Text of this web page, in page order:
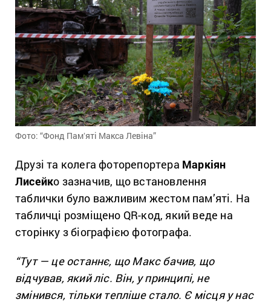
Фото: “Фонд Памʼяті Макса Левіна”
Друзі та колега фоторепортера Маркіян
Лисейко зазначив, що встановлення
таблички було важливим жестом пам’яті. На
табличці розміщено QR-код, який веде на
сторінку з біографією фотографа.
“Тут — це останнє, що Макс бачив, що
відчував, який ліс. Він, у принципі, не
змінився, тільки тепліше стало. Є місця у нас